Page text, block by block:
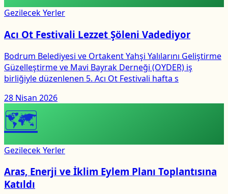
Gezilecek Yerler
Acı Ot Festivali Lezzet Şöleni Vadediyor
Bodrum Belediyesi ve Ortakent Yahşi Yalılarını Geliştirme
Güzelleştirme ve Mavi Bayrak Derneği (OYDER) iş
birliğiyle düzenlenen 5. Acı Ot Festivali hafta s
28 Nisan 2026
🗺
Gezilecek Yerler
Aras, Enerji ve İklim Eylem Planı Toplantısına
Katıldı